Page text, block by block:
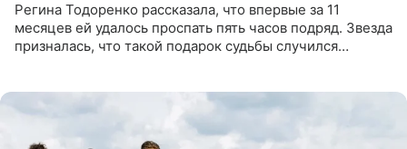
Регина Тодоренко рассказала, что впервые за 11
месяцев ей удалось проспать пять часов подряд. Звезда
призналась, что такой подарок судьбы случился